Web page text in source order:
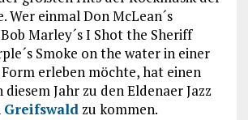
Wer einmal Don McLean´s
Marley´s I Shot the Sheriff
Smoke on the water in einer
erleben möchte, hat einen
Jahr zu den Eldenaer Jazz
Greifswaldzu kommen.